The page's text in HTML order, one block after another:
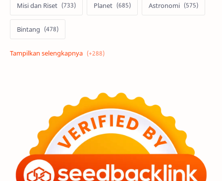
Misi dan Riset Planet Astronomi
Bintang
Alam semesta Galaksi
Tata Surya Hype
Asteroid Observasi
Premium Komet Bulan
Penelitian Serba-serbi Satelit